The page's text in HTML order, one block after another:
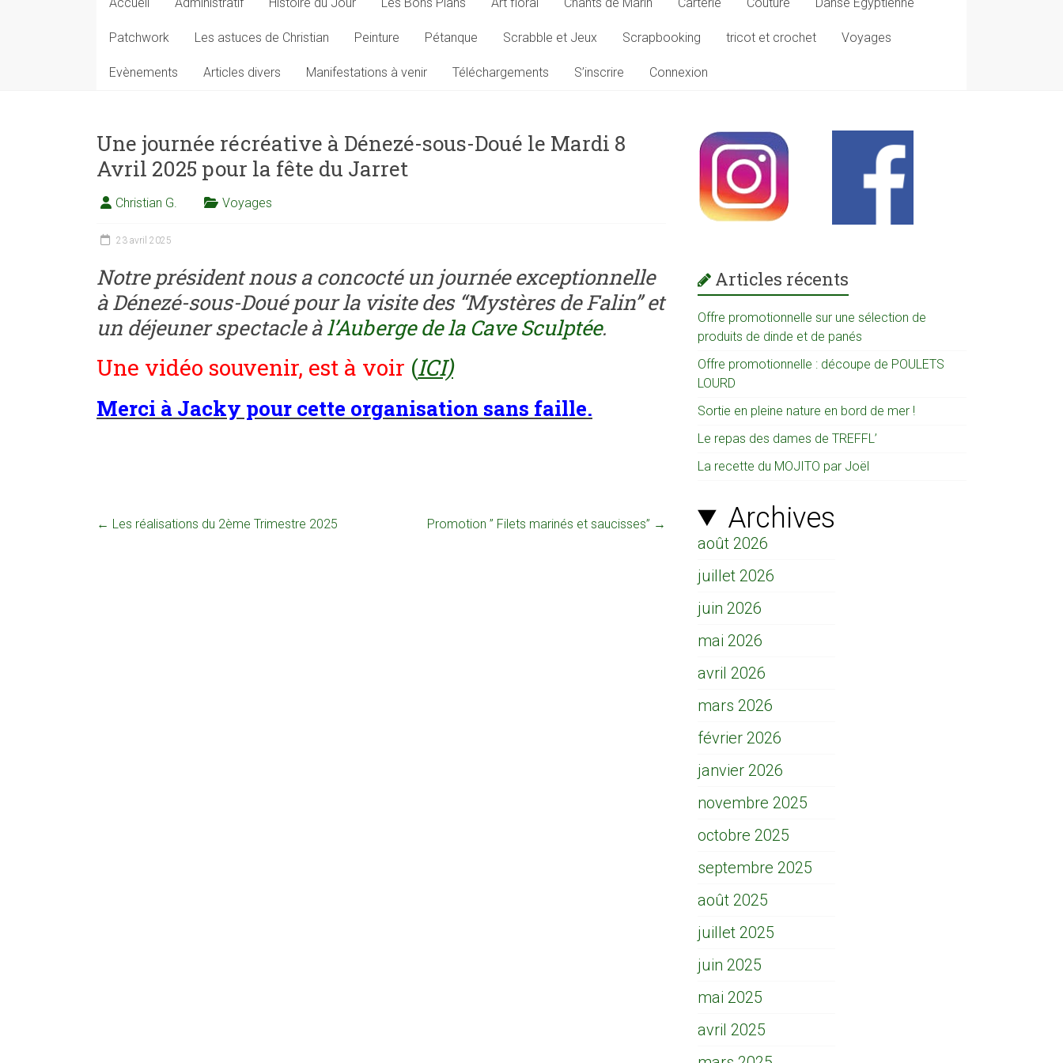
Patchwork Les astuces de Christian Peinture Pétanque Scrabble et Jeux Scrapbooking tricot et crochet Voyages
Evènements Articles divers Manifestations à venir Téléchargements S’inscrire Connexion
Une journée récréative à Dénezé-sous-Doué le Mardi 8
Avril 2025 pour la fête du Jarret
Christian G. Voyages
23 avril 2025
Notre président nous a concocté un journée exceptionnelle
à Dénezé-sous-Doué pour la visite des “Mystères de Falin” et
un déjeuner spectacle àl’Auberge de la Cave Sculptée.
Une vidéo souvenir, est à voir (ICI)
Merci à Jacky pour cette organisation sans faille.
← Les réalisations du 2ème Trimestre 2025 Promotion ” Filets marinés et saucisses” →
Articles récents
Offre promotionnelle sur une sélection de
produits de dinde et de panés
Offre promotionnelle : découpe de POULETS
LOURD
Sortie en pleine nature en bord de mer !
Le repas des dames de TREFFL’
La recette du MOJITO par Joël
Archives
août 2026
juillet 2026
juin 2026
mai 2026
avril 2026
mars 2026
février 2026
janvier 2026
novembre 2025
octobre 2025
septembre 2025
août 2025
juillet 2025
juin 2025
mai 2025
avril 2025